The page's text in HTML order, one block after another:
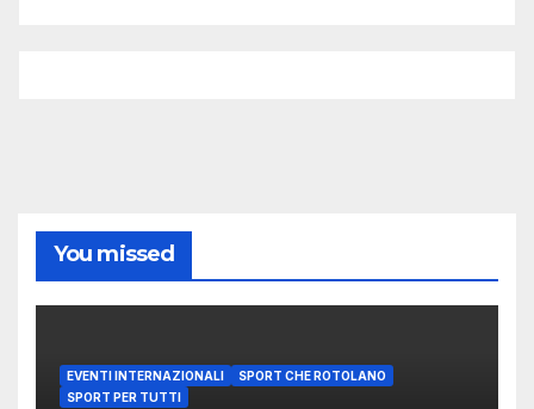
You missed
EVENTI INTERNAZIONALI
SPORT CHE ROTOLANO
SPORT PER TUTTI